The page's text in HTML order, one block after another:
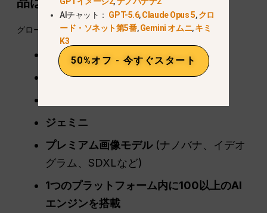
グローバルGPTは統合します：
困惑レベル検索インテリジェンス
チャットGPT5.1
ジェミニ
プレミアム画像モデル(ナノバナ、イデオ
グラム、SDXLなど)
1つのプラットフォーム内に100以上のAI
エンジンを搭載
AIチャット： GPT-5.6,Claude Opus 5,クロ
ード・ソネット第5番,Gemini オムニ,キミ
K3
50%オフ - 今すぐスタート